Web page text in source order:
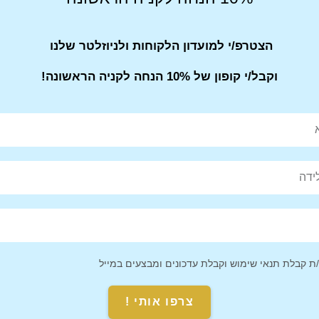
Facebook
הצטרפ/י למועדון הלקוחות ולניוזלטר שלנו
וקבל/י קופון של 10% הנחה לקניה הראשונה!
קבלת תנאי שימוש וקבלת עדכונים ומבצעים במייל
צרפו אותי !